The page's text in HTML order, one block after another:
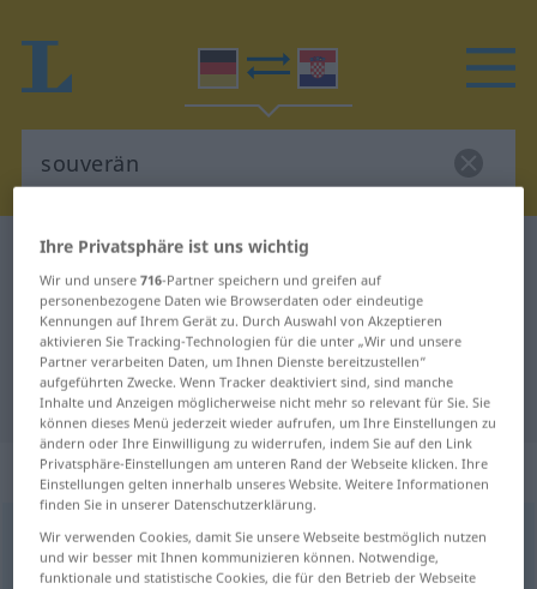
Deutsch-Kroatisch Wörterbuch
Deutsch-Kroatisch Übersetzung für
"souverän"
"souverän" Kroatisch Übersetzung
„souverän“: Adjektiv
souverän [zu-]adj
Übersicht aller Übersetzungen
Ihre Privatsphäre ist uns wichtig
Wir und unsere716-Partner speichern und greifen auf
personenbezogene Daten wie Browserdaten oder eindeutige
Kennungen auf Ihrem Gerät zu. Durch Auswahl von Akzeptieren
aktivieren Sie Tracking-Technologien für die unter „Wir und unsere
Partner verarbeiten Daten, um Ihnen Dienste bereitzustellen“
aufgeführten Zwecke. Wenn Tracker deaktiviert sind, sind manche
Inhalte und Anzeigen möglicherweise nicht mehr so relevant für Sie. Sie
können dieses Menü jederzeit wieder aufrufen, um Ihre Einstellungen zu
ändern oder Ihre Einwilligung zu widerrufen, indem Sie auf den Link
Privatsphäre-Einstellungen am unteren Rand der Webseite klicken. Ihre
Einstellungen gelten innerhalb unseres Website. Weitere Informationen
finden Sie in unserer Datenschutzerklärung.
Wir verwenden Cookies, damit Sie unsere Webseite bestmöglich nutzen
und wir besser mit Ihnen kommunizieren können. Notwendige,
funktionale und statistische Cookies, die für den Betrieb der Webseite